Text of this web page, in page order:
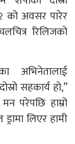
को अवसर पारेर
रिलिजको
अभिनेतालाई
सहकार्य हो,”
परेपछि हाम्रो
लिएर हामी